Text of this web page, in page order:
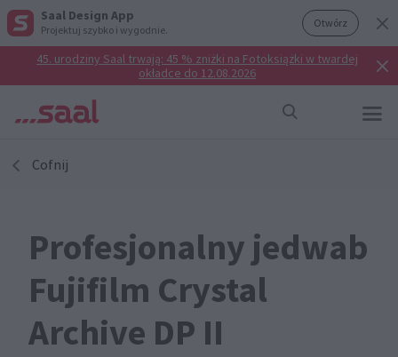
Saal Design App
Projektuj szybko i wygodnie. Otwórz
45. urodziny Saal trwają: 45 % zniżki na Fotoksiążki w twardej
okładce do 12.08.2026
Cofnij
Profesjonalny jedwab
Fujifilm Crystal
Archive DP II